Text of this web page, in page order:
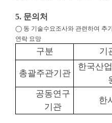
5. 문의처
◯ 동 기술수요조사와 관련하여 추
연락 요망
구분 기
총괄주관기관
한국산
공동연구
기관
한